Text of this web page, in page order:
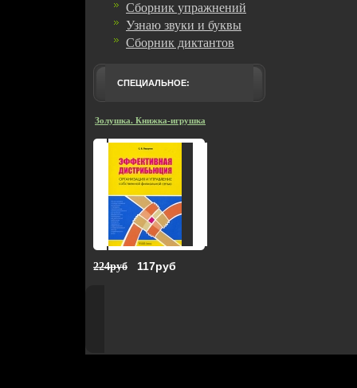
Сборник упражнений
Узнаю звуки и буквы
Сборник диктантов
СПЕЦИАЛЬНОЕ:
Золушка. Книжка-игрушка
224руб 117руб